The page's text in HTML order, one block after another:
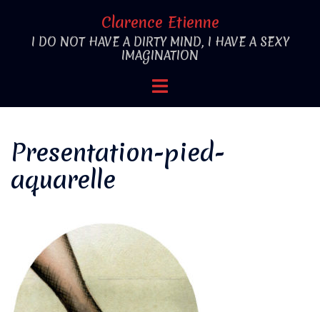
contenu
Clarence Etienne
I DO NOT HAVE A DIRTY MIND, I HAVE A SEXY
IMAGINATION
Ouvrir/fermer
Presentation-pied-
aquarelle